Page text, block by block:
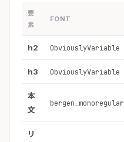
要
素
FONT
h2 ObviouslyVariable
h3 ObviouslyVariable
本
文
bergen_monoregular
リ